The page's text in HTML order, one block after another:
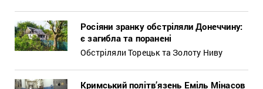
Росіяни зранку обстріляли Донеччину:
є загибла та поранені
Обстріляли Торецьк та Золоту Ниву
Кримський політв’язень Еміль Мінасов